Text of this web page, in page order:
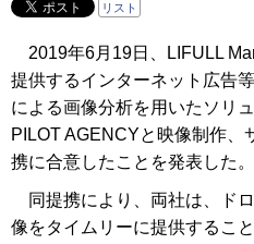
リスト
2019年6月19日、LIFULL
提供するインターネット広告
による画像分析を用いたソリ
PILOT AGENCYと映像制作、
携に合意したことを発表した。
同提携により、両社は、ド
像をタイムリーに提供するこ